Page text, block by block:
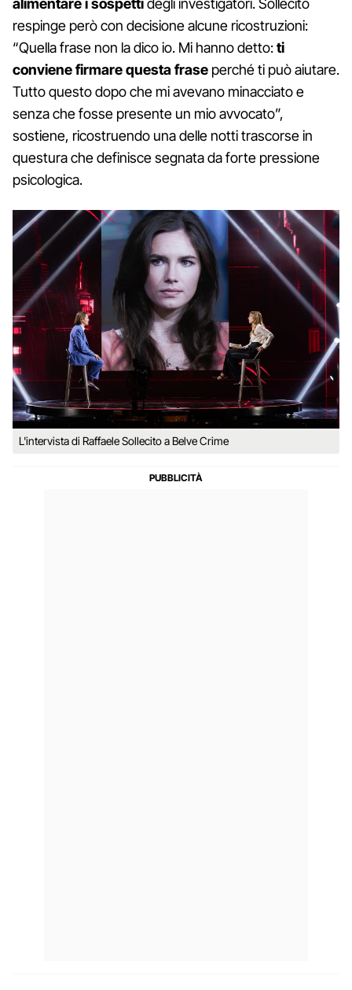
alimentare i sospettidegli investigatori. Sollecito
respinge però con decisione alcune ricostruzioni:
“Quella frase non la dico io. Mi hanno detto:ti
conviene firmare questa frase perché ti può aiutare.
Tutto questo dopo che mi avevano minacciato e
senza che fosse presente un mio avvocato”,
sostiene, ricostruendo una delle notti trascorse in
questura che definisce segnata da forte pressione
psicologica.
L'intervista di Raffaele Sollecito a Belve Crime